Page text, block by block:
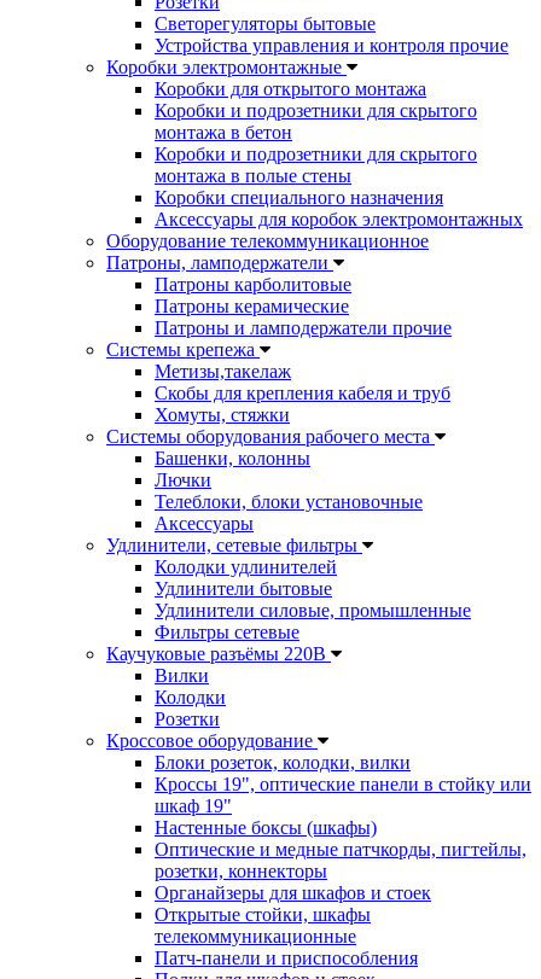
Светорегуляторы бытовые
Устройства управления и контроля прочие
Коробки электромонтажные
Коробки для открытого монтажа
Коробки и подрозетники для скрытого
монтажа в бетон
Коробки и подрозетники для скрытого
монтажа в полые стены
Коробки специального назначения
Аксессуары для коробок электромонтажных
Оборудование телекоммуникационное
Патроны, ламподержатели
Патроны карболитовые
Патроны керамические
Патроны и ламподержатели прочие
Системы крепежа
Метизы,такелаж
Скобы для крепления кабеля и труб
Хомуты, стяжки
Системы оборудования рабочего места
Башенки, колонны
Лючки
Телеблоки, блоки установочные
Аксессуары
Удлинители, сетевые фильтры
Колодки удлинителей
Удлинители бытовые
Удлинители силовые, промышленные
Фильтры сетевые
Каучуковые разъёмы 220В
Вилки
Колодки
Розетки
Кроссовое оборудование
Блоки розеток, колодки, вилки
Кроссы 19", оптические панели в стойку или
шкаф 19"
Настенные боксы (шкафы)
Оптические и медные патчкорды, пигтейлы,
розетки, коннекторы
Органайзеры для шкафов и стоек
Открытые стойки, шкафы
телекоммуникационные
Патч-панели и приспособления